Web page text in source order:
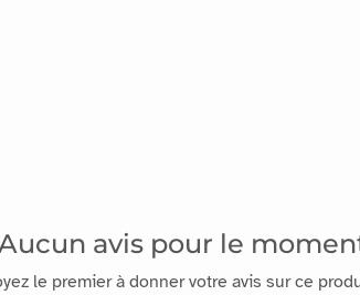
avis pour le
le premier à donner votre avis sur ce